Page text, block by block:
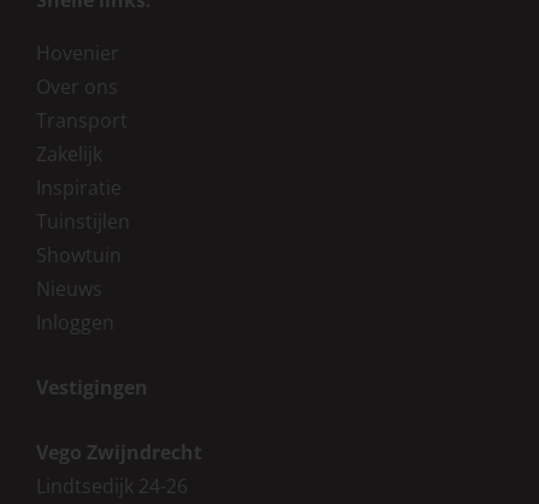
Hovenier
Over ons
Transport
Zakelijk
Inspiratie
Tuinstijlen
Showtuin
Nieuws
Inloggen
Vestigingen
Vego Zwijndrecht
Lindtsedijk 24-26